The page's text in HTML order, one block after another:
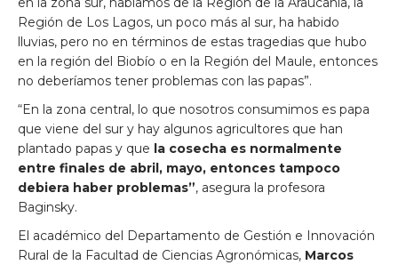
Región de Los Lagos, un poco más al sur, ha habido
lluvias, pero no en términos de estas tragedias que hubo
en la región del Biobío o en la Región del Maule, entonces
no deberíamos tener problemas con las papas”.
“En la zona central, lo que nosotros consumimos es papa
que viene del sur y hay algunos agricultores que han
plantado papas y que la cosecha es normalmente
entre finales de abril, mayo, entonces tampoco
debiera haber problemas”, asegura la profesora
Baginsky.
El académico del Departamento de Gestión e Innovación
Rural de la Facultad de Ciencias Agronómicas, Marcos